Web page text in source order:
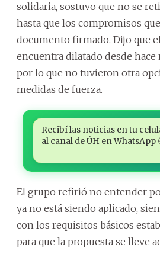
solidaria, sostuvo que no se
hasta que los compromisos
documento firmado. Dijo que
encuentra dilatado desde hace
por lo que no tuvieron otra
medidas de fuerza.
Recibí las noticias en tu
al canal de ÚH en WhatsApp
El grupo refirió no entender
ya no está siendo aplicado,
con los requisitos básicos
para que la propuesta se lleve